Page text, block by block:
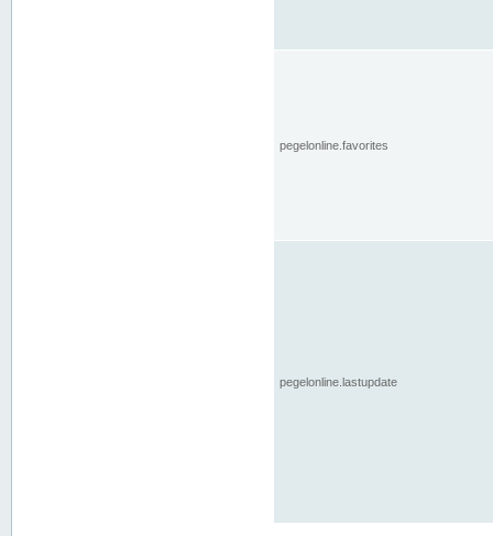
pegelonline.favorites
pegelonline.lastupdate